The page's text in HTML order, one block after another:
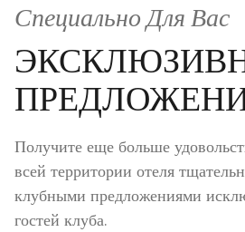
Специально Для Вас
Получите еще больше
всей территории отеля
клубными предложениями
гостей клуба.